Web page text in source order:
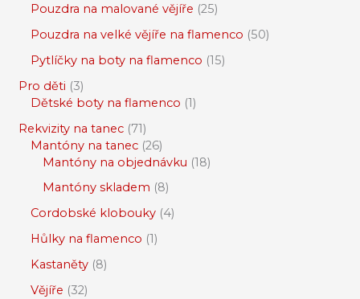
Pouzdra na malované vějíře 25
Pouzdra na velké vějíře na flamenco 50
Pytlíčky na boty na flamenco 15
Pro děti 3
Dětské boty na flamenco 1
Rekvizity na tanec 71
Mantóny na tanec 26
Mantóny na objednávku 18
Mantóny skladem 8
Cordobské klobouky 4
Hůlky na flamenco 1
Kastaněty 8
Vějíře 32